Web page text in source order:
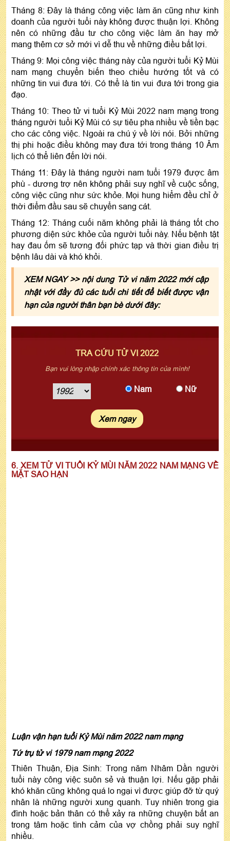
Tháng 8: Đây là tháng công việc làm ăn cũng như kinh
doanh của người tuổi này không được thuận lợi. Không
nên có những đầu tư cho công việc làm ăn hay mở
mang thêm cơ sở mới vì dễ thu về những điều bất lợi.
Tháng 9: Mọi công việc tháng này của người tuổi Kỷ Mùi
nam mạng chuyển biến theo chiều hướng tốt và có
những tin vui đưa tới. Có thể là tin vui đưa tới trong gia
đạo.
Tháng 10: Theo tử vi tuổi Kỷ Mùi 2022 nam mạng trong
tháng người tuổi Kỷ Mùi có sự tiêu pha nhiều về tiền bạc
cho các công việc. Ngoài ra chú ý về lời nói. Bởi những
thị phi hoặc điều không may đưa tới trong tháng 10 Âm
lịch có thể liên đến lời nói.
Tháng 11: Đây là tháng người nam tuổi 1979 được âm
phù - dương trợ nên không phải suy nghĩ về cuộc sống,
công việc cũng như sức khỏe. Mọi hung hiểm đều chỉ ở
thời điểm đầu sau sẽ chuyển sang cát.
Tháng 12: Tháng cuối năm không phải là tháng tốt cho
phương diện sức khỏe của người tuổi này. Nếu bệnh tật
hay đau ốm sẽ tương đối phức tạp và thời gian điều trị
bệnh lâu dài và khó khỏi.
XEM NGAY >> nội dung Tử vi năm 2022 mới cập
nhật với đầy đủ các tuổi chi tiết để biết được vận
hạn của người thân bạn bè dưới đây:
TRA CỨU TỬ VI 2022
Bạn vui lòng nhập chính xác thông tin của mình!
Nam Nữ
6. XEM TỬ VI TUỔI KỶ MÙI NĂM 2022 NAM MẠNG VỀ
MẶT SAO HẠN
Luận vận hạn tuổi Kỷ Mùi năm 2022 nam mạng
Tứ trụ tử vi 1979 nam mạng 2022
Thiên Thuận, Địa Sinh: Trong năm Nhâm Dần người
tuổi này công việc suôn sẻ và thuận lợi. Nếu gặp phải
khó khăn cũng không quá lo ngại vì được giúp đỡ từ quý
nhân là những người xung quanh. Tuy nhiên trong gia
đình hoặc bản thân có thể xảy ra những chuyện bất an
trong tâm hoặc tình cảm của vợ chồng phải suy nghĩ
nhiều.